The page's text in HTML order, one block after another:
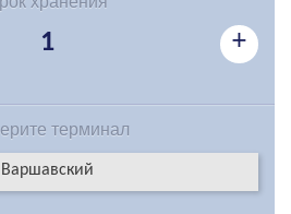
1 +
терминал
Варшавский